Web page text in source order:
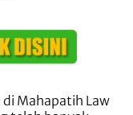
Mahapatih Law